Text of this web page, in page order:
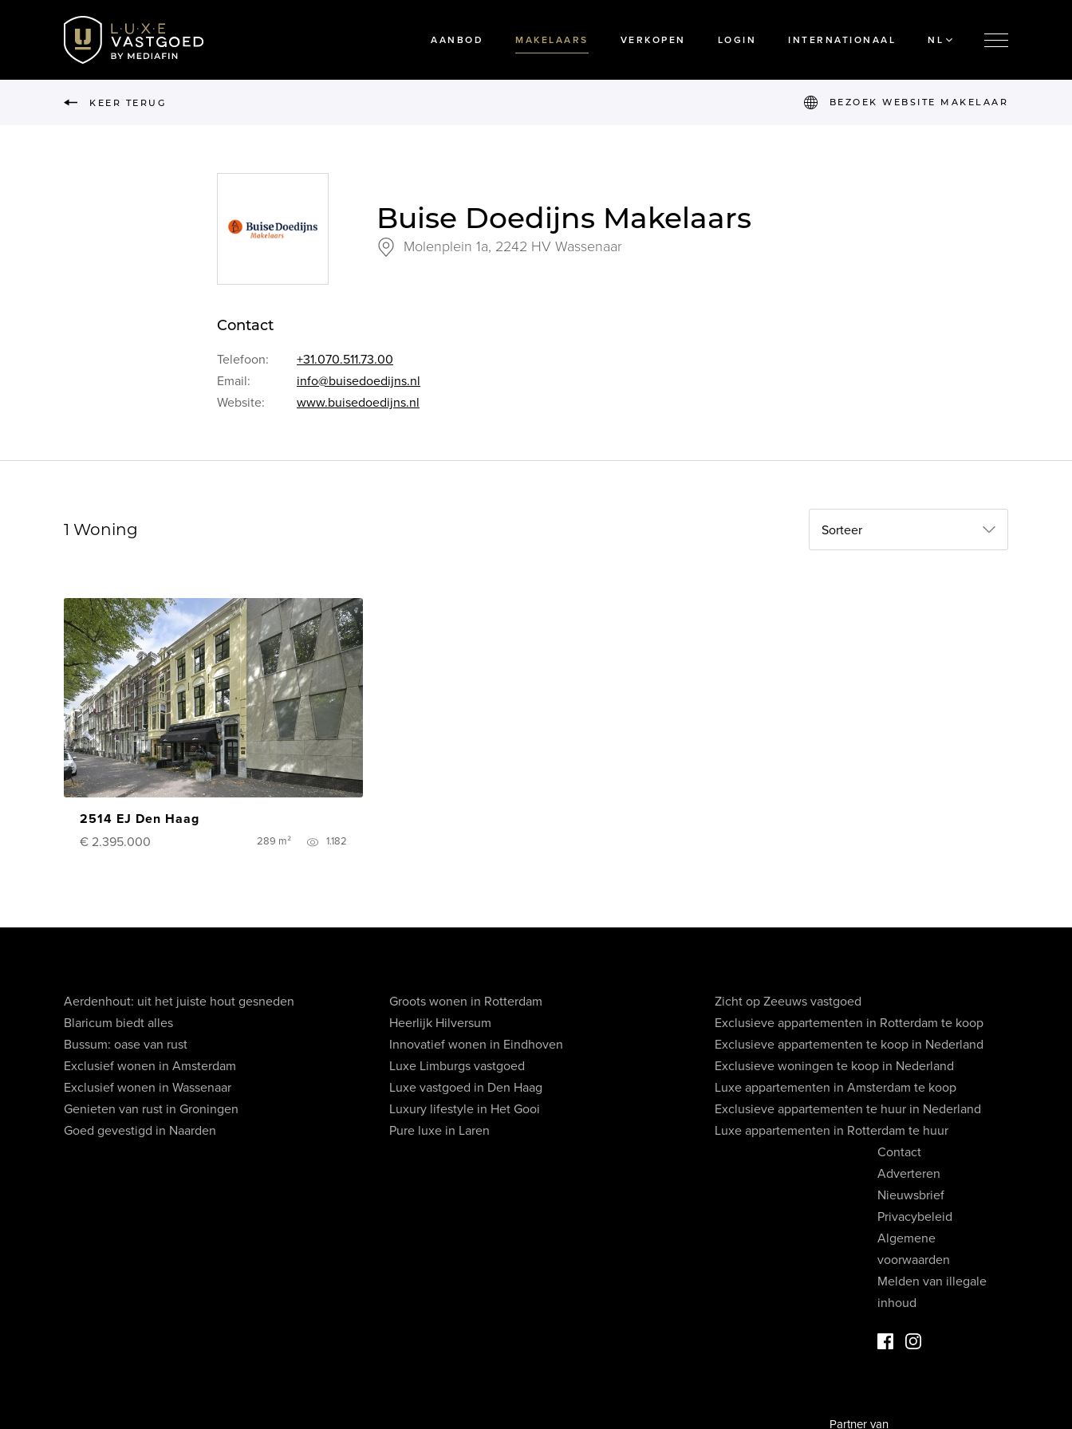
AANBOD MAKELAARS VERKOPEN LOGIN INTERNATIONAAL NL
KEER TERUG BEZOEK WEBSITE MAKELAAR
Buise Doedijns Makelaars
Molenplein 1a, 2242 HV Wassenaar
Contact
Telefoon:
+31.070.511.73.00
Email:
info@buisedoedijns.nl
Website:
www.buisedoedijns.nl
1 Woning Sorteer
2514 EJ Den Haag
€ 2.395.000
289 m² 1.182
Aerdenhout: uit het juiste hout gesneden
Blaricum biedt alles
Bussum: oase van rust
Exclusief wonen in Amsterdam
Exclusief wonen in Wassenaar
Genieten van rust in Groningen
Goed gevestigd in Naarden
Groots wonen in Rotterdam
Heerlijk Hilversum
Innovatief wonen in Eindhoven
Luxe Limburgs vastgoed
Luxe vastgoed in Den Haag
Luxury lifestyle in Het Gooi
Pure luxe in Laren
Zicht op Zeeuws vastgoed
Exclusieve appartementen in Rotterdam te koop
Exclusieve appartementen te koop in Nederland
Exclusieve woningen te koop in Nederland
Luxe appartementen in Amsterdam te koop
Exclusieve appartementen te huur in Nederland
Luxe appartementen in Rotterdam te huur
Contact
Adverteren
Nieuwsbrief
Privacybeleid
Algemene
voorwaarden
Melden van illegale
inhoud
Facebook Luxevastgoed
Instagram Luxevastgoed
Partner van